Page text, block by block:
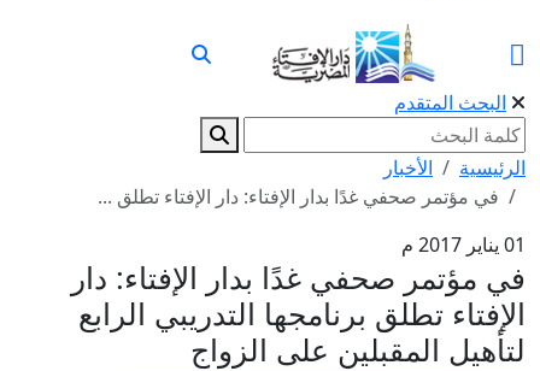
البحث المتقدم
الرئيسية
الأخبار
في مؤتمر صحفي غدًا بدار الإفتاء: دار الإفتاء تطلق ...
01 يناير 2017 م
في مؤتمر صحفي غدًا بدار الإفتاء: دار
الإفتاء تطلق برنامجها التدريبي الرابع
لتأهيل المقبلين على الزواج